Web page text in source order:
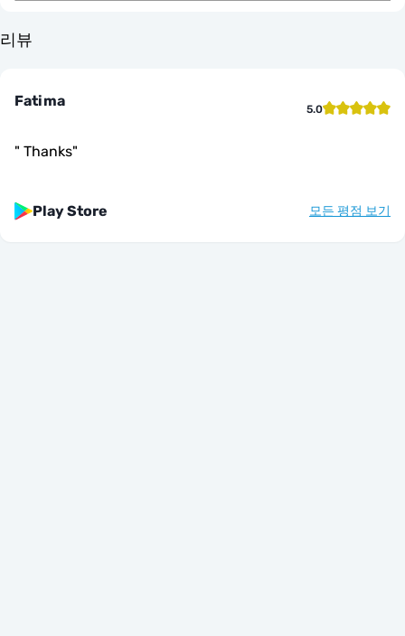
리뷰
Fatima 5.0
" Thanks"
Play Store 모든 평점 보기